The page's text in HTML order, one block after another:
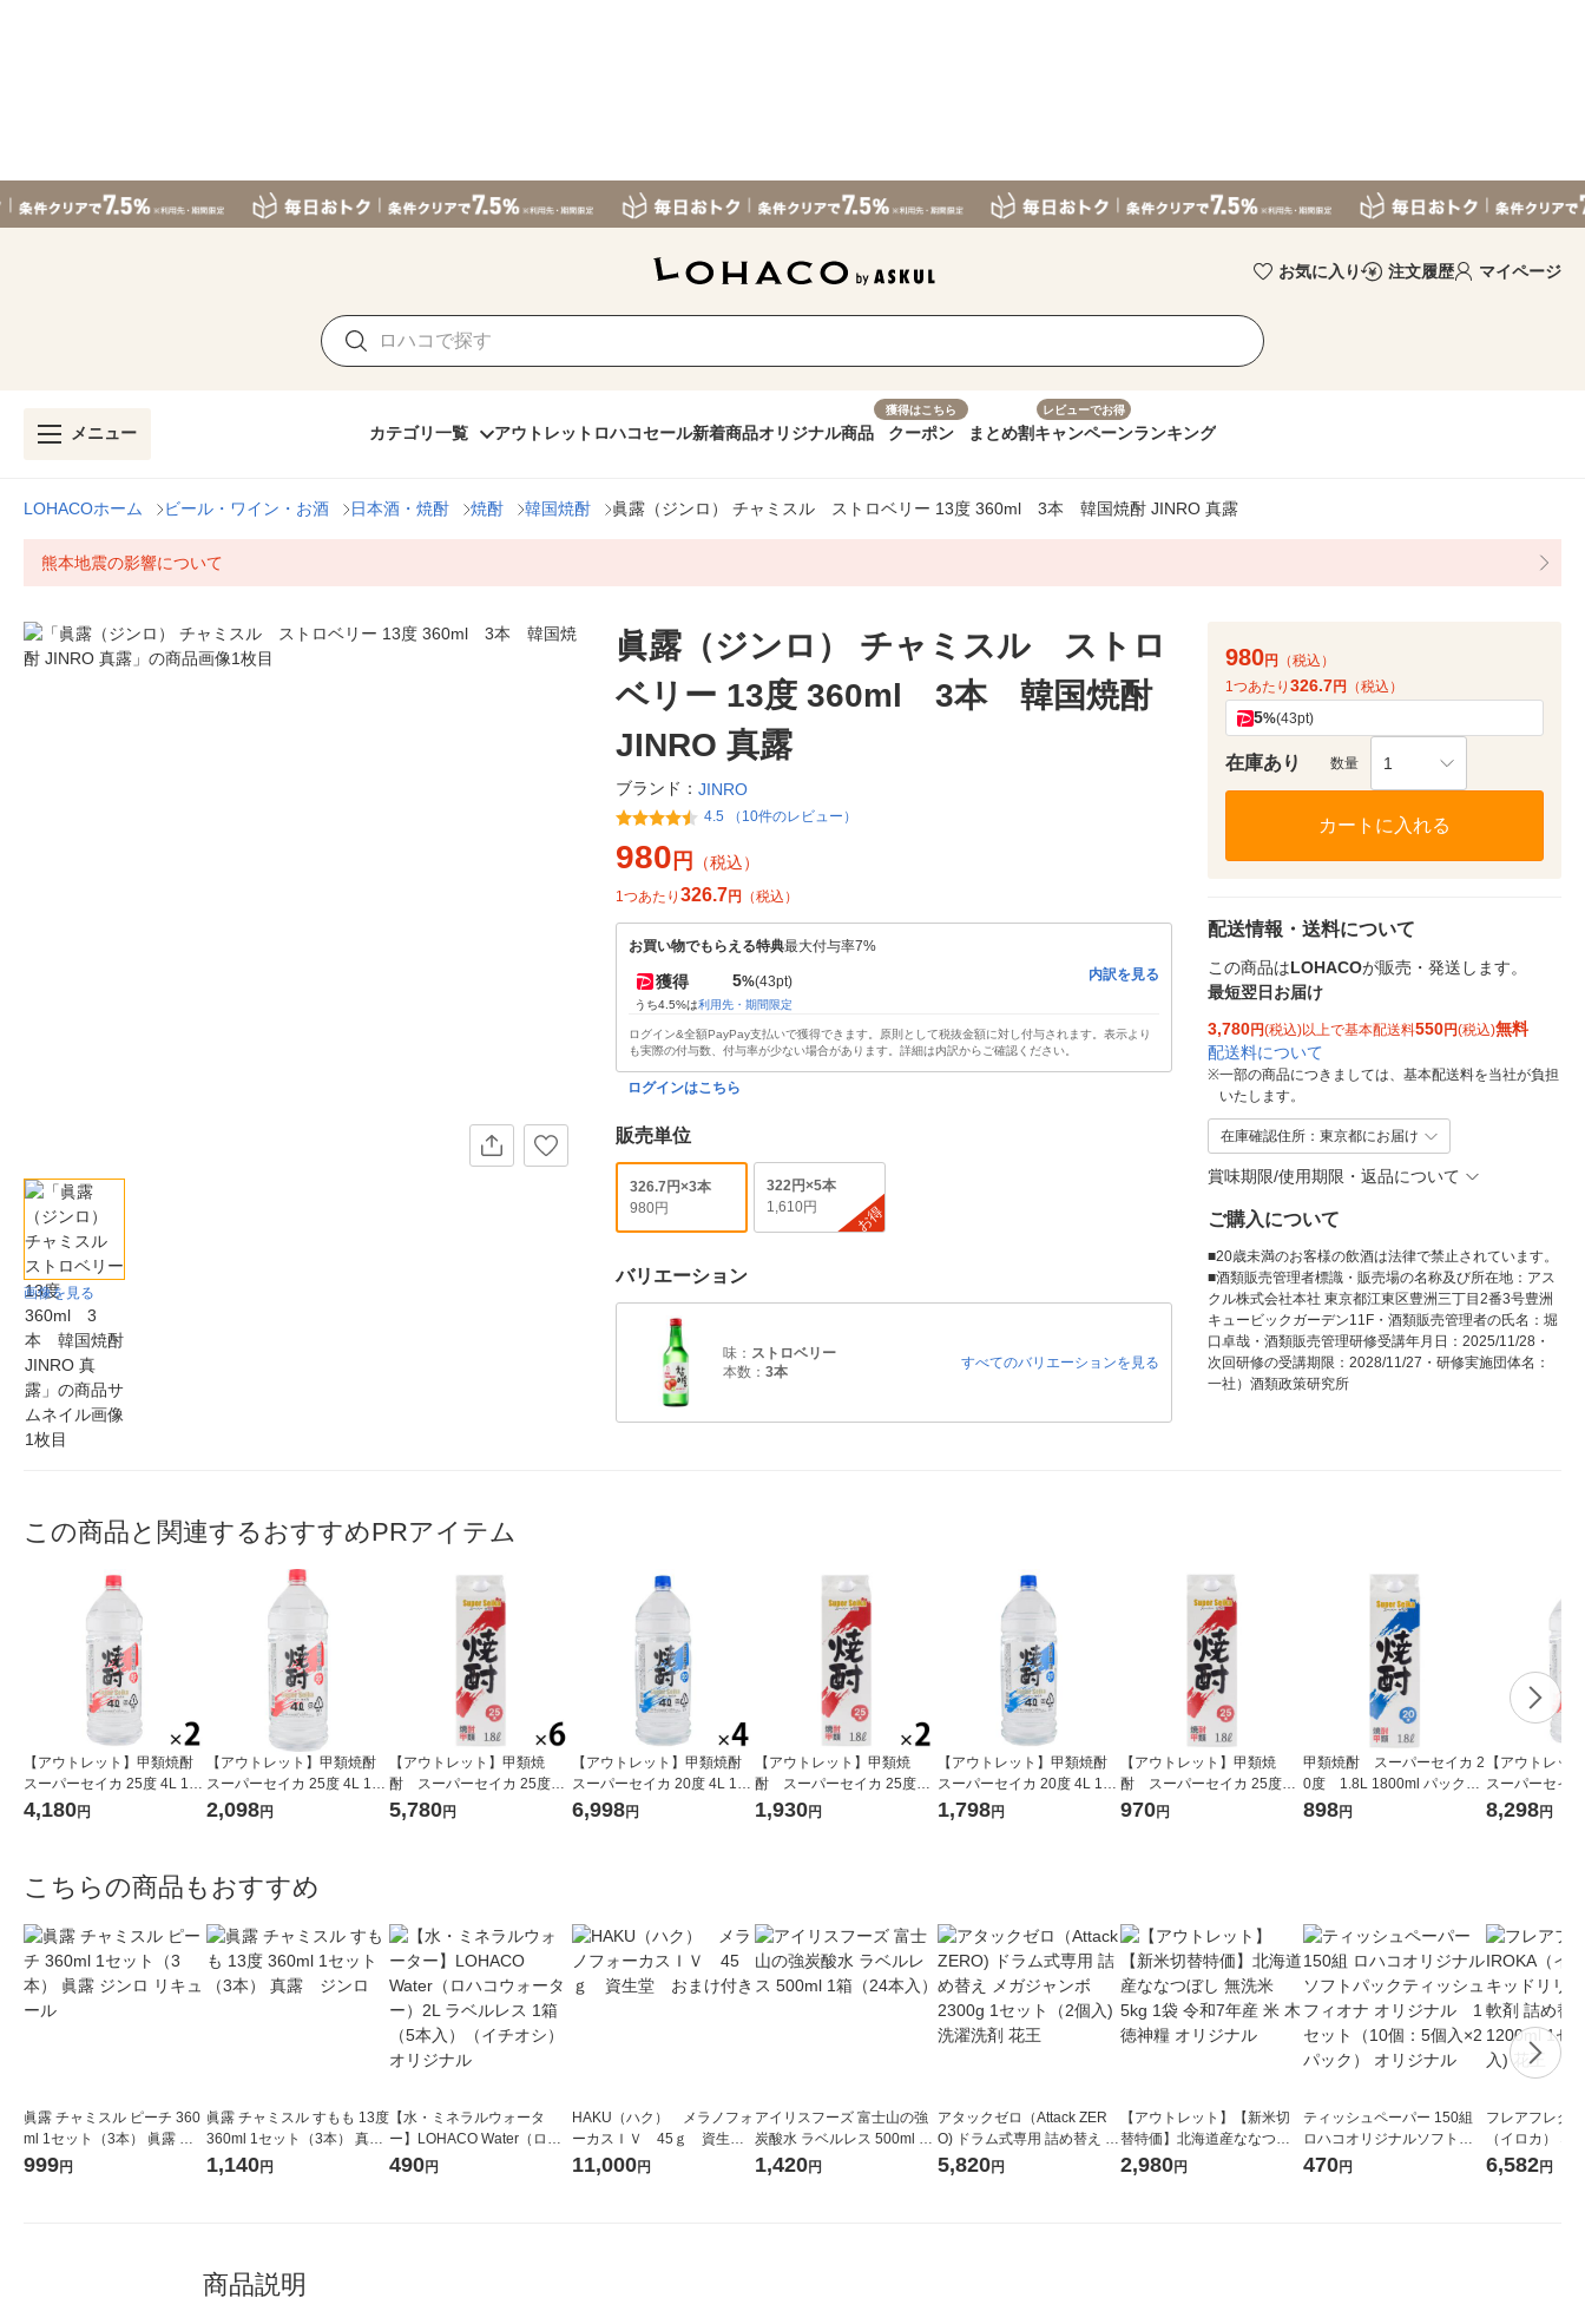
お気に入り 注文履歴 マイページ
メニュー カテゴリ一覧 アウトレット ロハコセール新着商品オリジナル商品
獲得はこちら
クーポン まとめ割
レビューでお得
キャンペーンランキング
LOHACOホーム ビール・ワイン・お酒 日本酒・焼酎 焼酎 韓国焼酎 眞露（ジンロ） チャミスル ストロベリー 13度 360ml 3本 韓国焼酎 JINRO 真露
熊本地震の影響について
画像を見る
眞露（ジンロ） チャミスル ストロ
ベリー 13度 360ml 3本 韓国焼酎
JINRO 真露
ブランド： JINRO
4.5 （10件のレビュー）
980 円 （税込）
1つあたり 326.7円 （税込）
お買い物でもらえる特典最大付与率7%
獲得 5%(43pt)
うち4.5%は利用先・期間限定
内訳を見る
ログイン&全額PayPay支払いで獲得できます。原則として税抜金額に対し付与されます。表示より
も実際の付与数、付与率が少ない場合があります。詳細は内訳からご確認ください。
ログインはこちら
販売単位
326.7円×3本
980円
322円×5本
1,610円
お得
バリエーション
味： ストロベリー
本数： 3本
すべてのバリエーションを見る
980円
（税込）
1つあたり 326.7円 （税込）
5%(43pt)
在庫あり 数量 1
カートに入れる
配送情報・送料について
この商品はLOHACOが販売・発送します。
最短翌日お届け
3,780円(税込)以上で基本配送料550円(税込)無料
配送料について
※一部の商品につきましては、基本配送料を当社が負担
いたします。
在庫確認住所：東京都にお届け
賞味期限/使用期限・返品について
ご購入について
■20歳未満のお客様の飲酒は法律で禁止されています。
■酒類販売管理者標識・販売場の名称及び所在地：アス
クル株式会社本社 東京都江東区豊洲三丁目2番3号豊洲
キュービックガーデン11F・酒類販売管理者の氏名：堀
口卓哉・酒類販売管理研修受講年月日：2025/11/28・
次回研修の受講期限：2028/11/27・研修実施団体名：
一社）酒類政策研究所
この商品と関連するおすすめPRアイテム
【アウトレット】甲類焼酎
スーパーセイカ 25度 4L 1セ
ット（2本） 東亜酒造
4,180円
【アウトレット】甲類焼酎
スーパーセイカ 25度 4L 1本
東亜酒造
2,098円
【アウトレット】甲類焼
酎 スーパーセイカ 25度
1.8L 1800ml パック 1セッ
5,780円
【アウトレット】甲類焼酎
スーパーセイカ 20度 4L 1セ
ット（1本×4） 東亜酒造
6,998円
【アウトレット】甲類焼
酎 スーパーセイカ 25度
1.8L 1800ml パック 2本 東
1,930円
【アウトレット】甲類焼酎
スーパーセイカ 20度 4L 1
本 東亜酒造
1,798円
【アウトレット】甲類焼
酎 スーパーセイカ 25度
1.8L 1800ml パック 1本 東
970円
甲類焼酎 スーパーセイカ 2
0度 1.8L 1800ml パック
1本 東亜酒造
898円
【アウトレッ
スーパーセイ
ット（4本）
8,298円
こちらの商品もおすすめ
眞露 チャミスル ピーチ 360
ml 1セット（3本） 眞露 ジ
ンロ リキュール
999円
眞露 チャミスル すもも 13度
360ml 1セット（3本） 真
露 ジンロ
1,140円
【水・ミネラルウォータ
ー】LOHACO Water（ロハ
コウォーター）2L ラベルレ
490円
HAKU（ハク） メラノフォ
ーカスＩＶ 45ｇ 資生
堂 おまけ付き
11,000円
アイリスフーズ 富士山の強
炭酸水 ラベルレス 500ml 1
箱（24本入）
1,420円
アタックゼロ（Attack ZER
O) ドラム式専用 詰め替え メ
ガジャンボ 2300g 1セット
5,820円
【アウトレット】【新米切
替特価】北海道産ななつぼ
し 無洗米 5kg 1袋 令和7年産
2,980円
ティッシュペーパー 150組
ロハコオリジナルソフトパ
ックティッシュ フィオナ オ
470円
フレアフレグ
（イロカ） ネ
ーの香り 柔軟
6,582円
商品説明